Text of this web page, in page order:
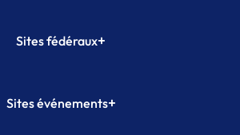
Sites fédéraux+
Plateforme Formation
Sites événements+